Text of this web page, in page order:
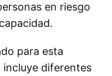
en riesgo
para esta
incluye diferentes